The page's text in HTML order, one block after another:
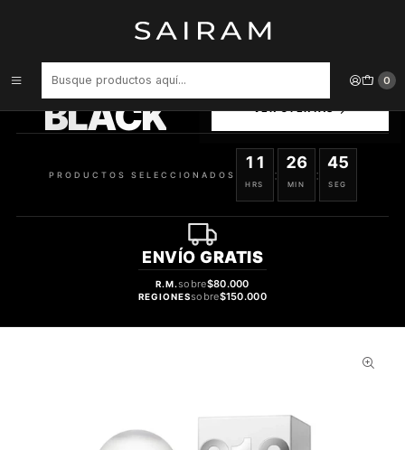
0
PERFUME 212 DAMA EDT 100 ML
BLACK
SELECCIONADOS
PRODUCTOS SELECCIONADOS
11
HRS
:
26
MIN
:
44
SEG
ENVÍO GRATIS
R.M.sobre$80.000
REGIONESsobre$150.000